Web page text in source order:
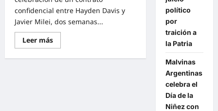
confidencial entre Hayden Davis y
Javier Milei, dos semanas...
Leer másLee
más
Causa
político
por
traición a
la Patria
Malvinas
Argentinas
celebra el
Día de la
Niñez con